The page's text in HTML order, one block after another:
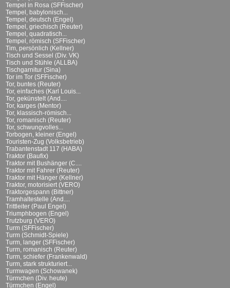
Tempel in Rosa (SFFischer)
Tempel, babylonisch...
Tempel, deutsch (Engel)
Tempel, griechisch (Reuter)
Tempel, quadratisch...
Tempel, römisch (SFFischer)
Tim, persönlich (Kellner)
Tisch und Sessel (Div. VK)
Tisch und Stühle (ALLBA)
Tischgarnitur (Sina)
Tor im Tor (SFFischer)
Tor, buntes (Reuter)
Tor, einfaches (Karl Louis...
Tor, gekünstelt (And....
Tor, karges (Mentor)
Tor, klassisch-römisch...
Tor, romanisch (Reuter)
Tor, schwungvolles...
Torbogen, kleiner (Engel)
Touristen-Zug (Volksbetrieb)
Trabantenstadt 117 (HABA)
Traktor (Baufix)
Traktor mit Bushänger (C....
Traktor mit Fahrer (Reuter)
Traktor mit Hänger (Kellner)
Traktor, motorisiert (VERO)
Traktorgespann (Bittner)
Tramhaltestelle (And....
Trittleiter (Paul Engel)
Triumphbogen (Engel)
Trutzburg (VERO)
Turm (SFFischer)
Turm (Schmidt-Spiele)
Turm, langer (SFFischer)
Turm, romanisch (Reuter)
Turm, schiefer (Frankenwald)
Turm, stark strukturiert...
Turmwagen (Schowanek)
Türmchen (Div. heute)
Türmchen (Engel)